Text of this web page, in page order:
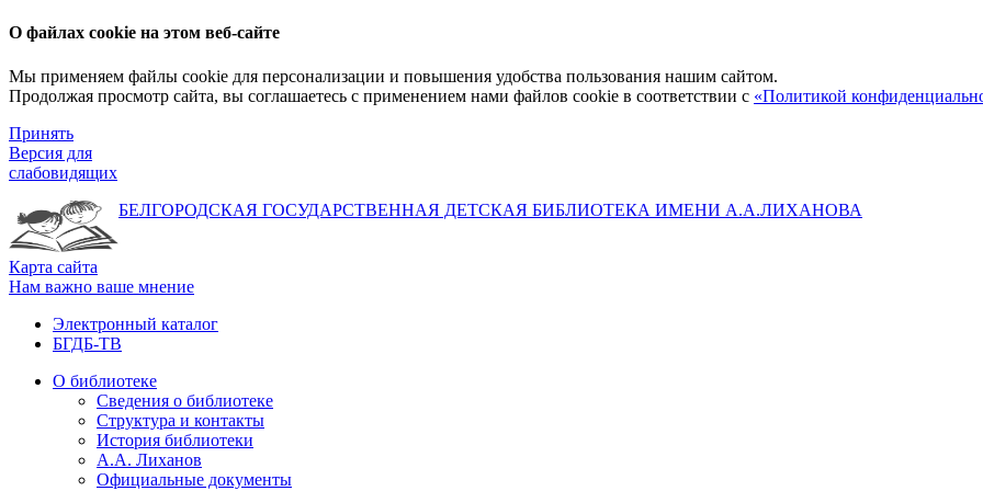
О файлах cookie на этом веб-сайте
Мы применяем файлы cookie для персонализации и повышения удобства пользования нашим сайтом.
Продолжая просмотр сайта, вы соглашаетесь с применением нами файлов cookie в соответствии с «Политикой
Принять
Версия для
слабовидящих
БЕЛГОРОДСКАЯ ГОСУДАРСТВЕННАЯ ДЕТСКАЯ БИБЛИОТЕКА ИМЕНИ А.А.ЛИХАНОВА
Карта сайта
Нам важно ваше мнение
Электронный каталог
БГДБ-ТВ
О библиотеке
Сведения о библиотеке
Структура и контакты
История библиотеки
А.А. Лиханов
Официальные документы